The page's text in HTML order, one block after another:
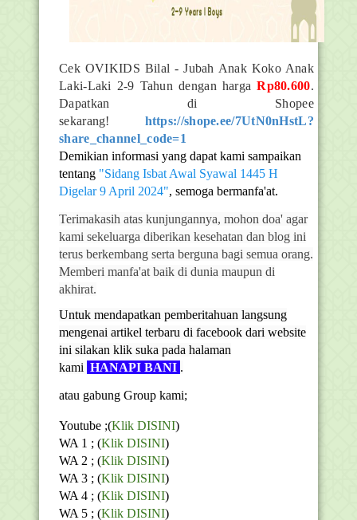
Cek OVIKIDS Bilal - Jubah Anak Koko Anak
Laki-Laki 2-9 Tahun dengan hargaRp80.600.
Dapatkan di Shopee
sekarang! https://shope.ee/7UtN0nHstL?
share_channel_code=1
Demikian informasi yang dapat kami sampaikan
tentang "Sidang Isbat Awal Syawal 1445 H
Digelar 9 April 2024", semoga bermanfa'at.
Terimakasih atas kunjungannya, mohon doa' agar
kami sekeluarga diberikan kesehatan dan blog ini
terus berkembang serta berguna bagi semua orang.
Memberi manfa'at baik di dunia maupun di
akhirat.
Untuk mendapatkan pemberitahuan langsung
mengenai artikel terbaru di facebook dari website
ini silakan klik suka pada halaman
kami HANAPI BANI .
atau gabung Group kami;
Youtube ;(Klik DISINI)
WA 1 ; (Klik DISINI)
WA 2 ; (Klik DISINI)
WA 3 ; (Klik DISINI)
WA 4 ; (Klik DISINI)
WA 5 ; (Klik DISINI)